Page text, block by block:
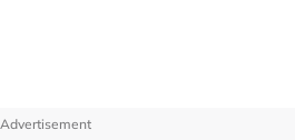
Advertisement